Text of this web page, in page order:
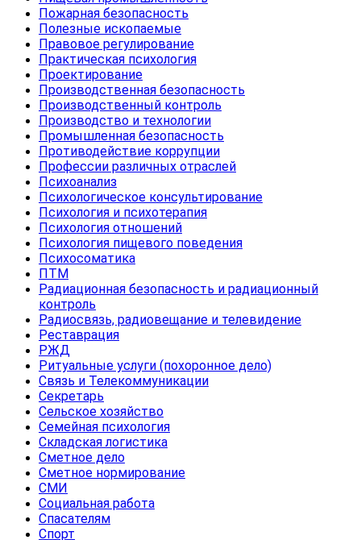
Пожарная безопасность
Полезные ископаемые
Правовое регулирование
Практическая психология
Проектирование
Производственная безопасность
Производственный контроль
Производство и технологии
Промышленная безопасность
Противодействие коррупции
Профессии различных отраслей
Психоанализ
Психологическое консультирование
Психология и психотерапия
Психология отношений
Психология пищевого поведения
Психосоматика
ПТМ
Радиационная безопасность и радиационный
контроль
Радиосвязь, радиовещание и телевидение
Реставрация
РЖД
Ритуальные услуги (похоронное дело)
Связь и Телекоммуникации
Секретарь
Сельское хозяйство
Семейная психология
Складская логистика
Сметное дело
Сметное нормирование
СМИ
Социальная работа
Спасателям
Спорт